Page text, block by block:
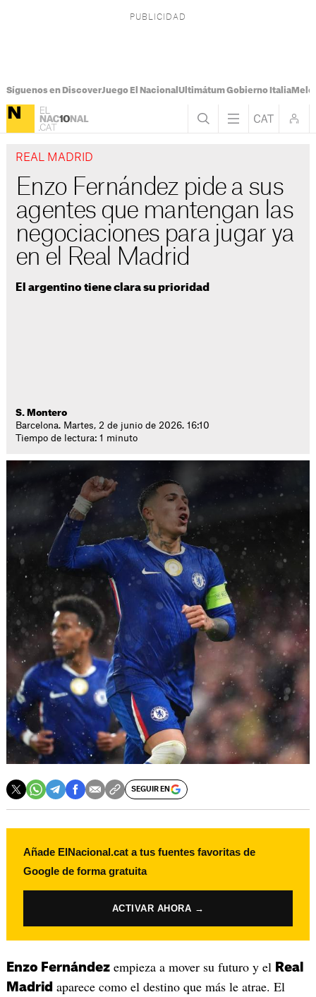
Síguenos en DiscoverJuego El Nacional Ultimátum Gobierno Italia
REAL MADRID
Enzo Fernández pide a sus
agentes que mantengan las
negociaciones para jugar ya
en el Real Madrid
El argentino tiene clara su prioridad
S. Montero
Barcelona. Martes, 2 de junio de 2026. 16:10
Tiempo de lectura: 1 minuto
SEGUIR EN
Añade ElNacional.cat a tus fuentes favoritas de
Google de forma gratuita
ACTIVAR AHORA →
Enzo Fernándezempieza a mover su futuro y el Real
Madrid aparece como el destino que más le atrae. El